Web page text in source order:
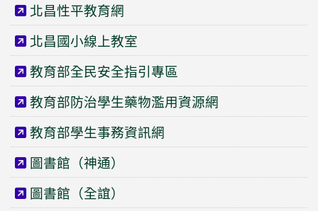
北昌性平教育網
北昌國小線上教室
教育部全民安全指引專區
教育部防治學生藥物濫用資源網
教育部學生事務資訊網
圖書館（神通）
圖書館（全誼）